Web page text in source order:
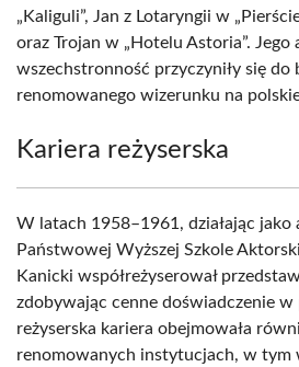
„Kaliguli”, Jan z Lotaryngii w
oraz Trojan w „Hotelu Astoria”.
wszechstronność przyczyniły się do
renomowanego wizerunku na
Kariera reżyserska
W latach 1958–1961, działając jako
Państwowej Wyższej Szkole
Kanicki współreżyserował
zdobywając cenne doświadczenie
reżyserska kariera obejmowała
renomowanych instytucjach, w tym